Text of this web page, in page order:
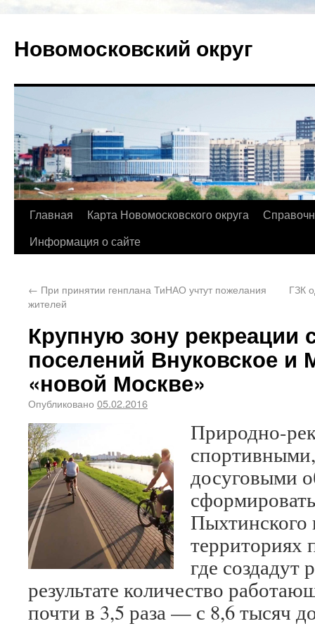
Новомосковский округ
Главная Карта Новомосковского округа
Информация о сайте
← При принятии генплана ТиНАО учтут пожелания
жителей
ГЗК
Крупную зону рекреации
поселений Внуковское и
«новой Москве»
Опубликовано 05.02.2016
Природно-
досуговыми
Пыхтинского
территориях
где создадут
результате количество
почти в 3,5 раза — с 8,6 тысяч